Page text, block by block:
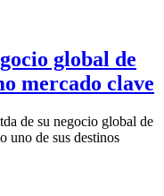
global de
mercado clave
de su negocio global de
uno de sus destinos